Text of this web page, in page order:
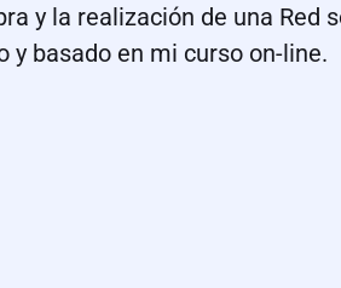
y la realización de una Red
y basado en mi curso on-line.